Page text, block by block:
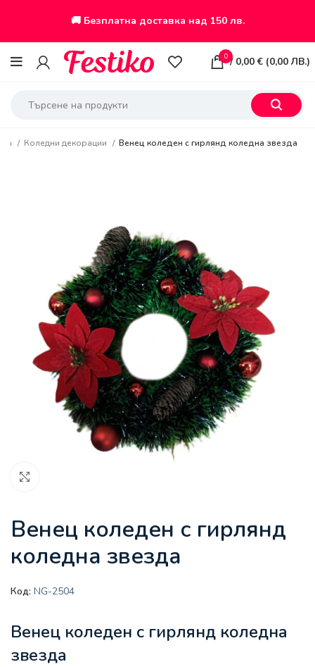
🚚 Безплатна доставка над 150 лв.
0 / 0,00€ (0,00 ЛВ.)
Коледни декорации Венец коледен с гирлянд коледна звезда
Венец коледен с гирлянд
коледна звезда
Код: NG-2504
Венец коледен с гирлянд коледна
звезда